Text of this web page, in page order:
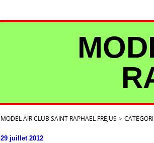
MODEL AIR CLUB SAINT RAPHAEL FREJUS >
29 juillet 2012